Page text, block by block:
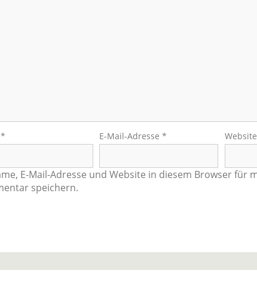
* E-Mail-Adresse* Website
E-Mail-Adresse und Website in diesem Browser für
speichern.